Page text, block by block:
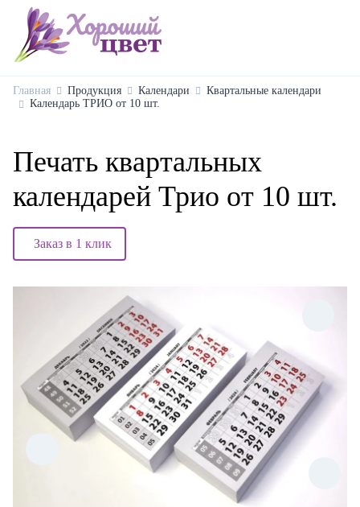
Главная Продукция Календари
Квартальные календари
Календарь ТРИО от 10 шт.
Печать квартальных
календарей Трио от 10 шт.
Заказ в 1 клик